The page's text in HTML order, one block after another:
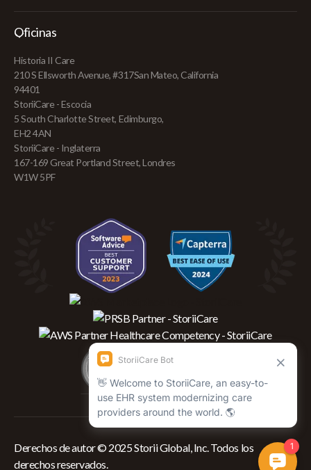
Oficinas
Historia II Care
210 S Ellsworth Avenue, #317San Mateo, California
94401
StoriiCare - Escocia
5 South Charlotte Street, Edimburgo,
EH2 4AN
StoriiCare - Inglaterra
167-169 Great Portland Street, Londres
W1W 5PF
Derechos de autor © 2025 Storii Global, Inc. Todos los
derechos reservados.